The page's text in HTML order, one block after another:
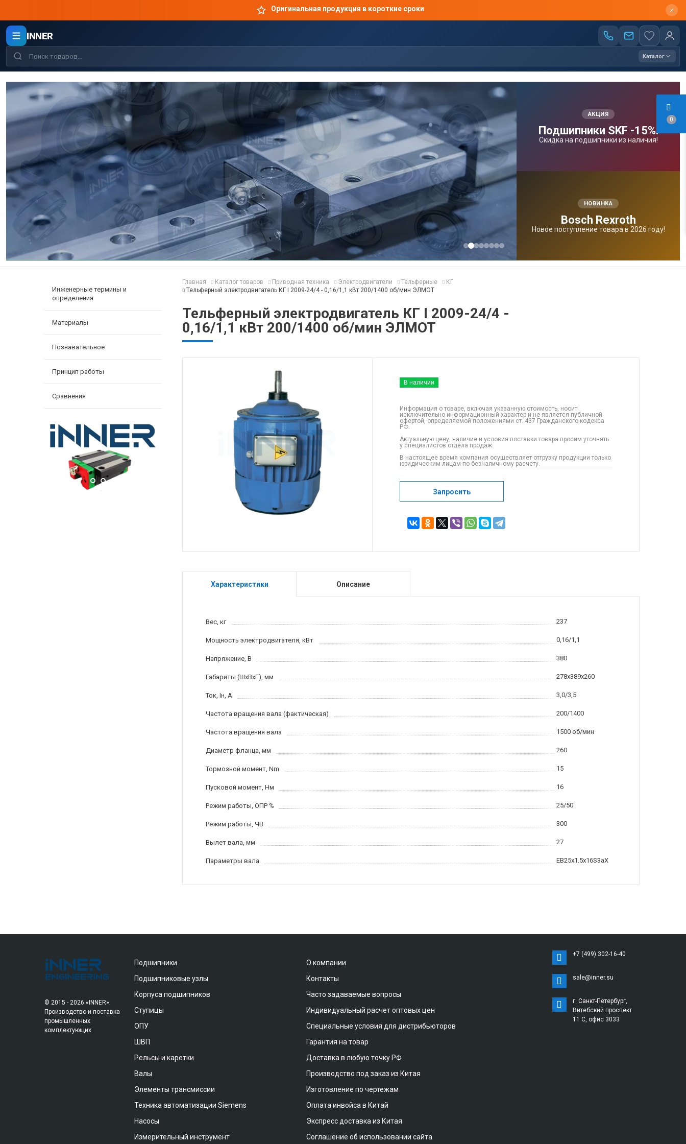
0
Оригинальная продукция в короткие сроки
INNER
Каталог
АКЦИЯ
Подшипники SKF -15%!
Скидка на подшипники из наличия!
НОВИНКА
Bosсh Rexroth
Новое поступление товара в 2026 году!
Инженерные термины и
определения
Материалы
Познавательное
Принцип работы
Сравнения
Главная Каталог товаров Приводная техника Электродвигатели Тельферные
КГ
Тельферный электродвигатель КГ I 2009-24/4 - 0,16/1,1 кВт 200/1400 об/мин ЭЛМОТ
Тельферный электродвигатель КГ I 2009-24/4 -
0,16/1,1 кВт 200/1400 об/мин ЭЛМОТ
В наличии
Информация о товаре, включая указанную стоимость, носит
исключительно информационный характер и не является публичной
офертой, определяемой положениями ст. 437 Гражданского кодекса
РФ.
Актуальную цену, наличие и условия поставки товара просим уточнять
у специалистов отдела продаж.
В настоящее время компания осуществляет отгрузку продукции только
юридическим лицам по безналичному расчету.
Запросить
Характеристики Описание
Вес, кг 237
Мощность электродвигателя, кВт 0,16/1,1
Напряжение, В 380
Габариты (ШхВхГ), мм 278x389x260
Ток, Iн, А 3,0/3,5
Частота вращения вала (фактическая) 200/1400
Частота вращения вала 1500 об/мин
Диаметр фланца, мм 260
Тормозной момент, Nm 15
Пусковой момент, Hм 16
Режим работы, ОПР % 25/50
Режим работы, ЧВ 300
Вылет вала, мм 27
Параметры вала ЕВ25x1.5x16S3aX
© 2015 - 2026 «INNER»:
Производство и поставка
промышленных
комплектующих
Подшипники
Подшипниковые узлы
Корпуса подшипников
Ступицы
ОПУ
ШВП
Рельсы и каретки
Валы
Элементы трансмиссии
Техника автоматизации Siemens
Насосы
Измерительный инструмент
О компании
Контакты
Часто задаваемые вопросы
Индивидуальный расчет оптовых цен
Специальные условия для дистрибьюторов
Гарантия на товар
Доставка в любую точку РФ
Производство под заказ из Китая
Изготовление по чертежам
Оплата инвойса в Китай
Экспресс доставка из Китая
Соглашение об использовании сайта
+7 (499) 302-16-40
sale@inner.su
г. Санкт-Петербург,
Витебский проспект
11 С, офис 3033